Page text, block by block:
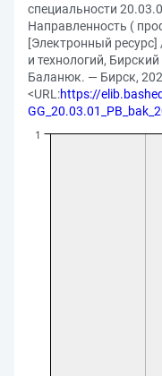
специальности
Направленность (
[Электронный
и технологий,
Баланюк. — Бирск,
<URL:https://